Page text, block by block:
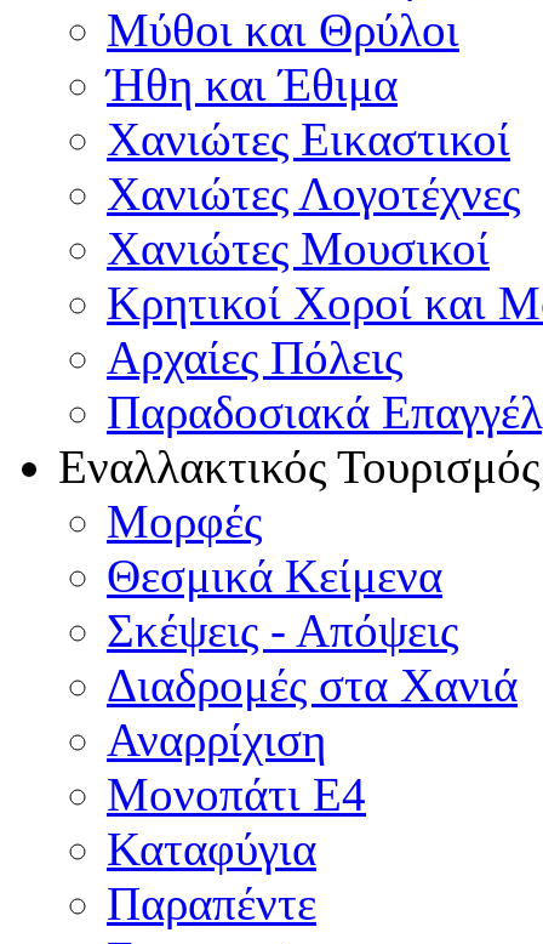
Μύθοι και Θρύλοι
Ήθη και Έθιμα
Χανιώτες Εικαστικοί
Χανιώτες Λογοτέχνες
Χανιώτες Μουσικοί
Κρητικοί Χοροί και
Αρχαίες Πόλεις
Παραδοσιακά
Εναλλακτικός Τουρισμός
Μορφές
Θεσμικά Κείμενα
Σκέψεις - Απόψεις
Διαδρομές στα Χανιά
Αναρρίχιση
Μονοπάτι Ε4
Καταφύγια
Παραπέντε